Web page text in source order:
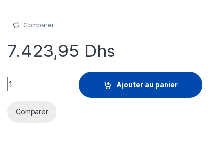
Comparer
7.423,95 Dhs
Sophos Central Managed Detection and Response
Ajouter au panier
Comparer